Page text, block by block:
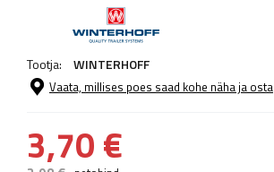
Tootja: WINTERHOFF
Vaata, millises poes saad kohe näha ja osta
3,70 €